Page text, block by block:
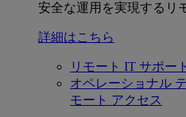
安全な運用を実現するリ
詳細はこちら
リモート IT サポート
オペレーショナル
モート アクセス